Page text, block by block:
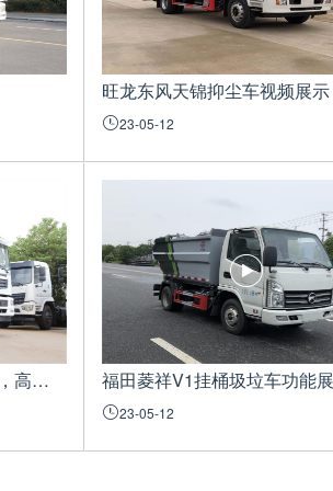
旺龙东风天锦抑尘车视频展示
23-05-12
旺龙T5后八轮压缩式垃圾车，‮端高‬大‮上气‬档次 福田菱祥‬V1挂桶圾垃‬车功能
23-05-12